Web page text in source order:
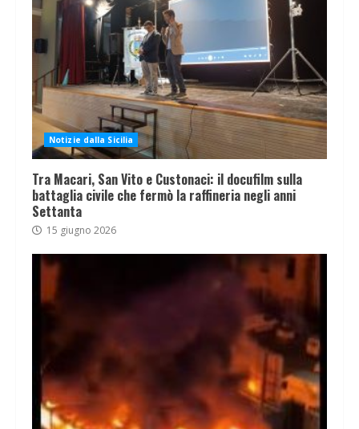
Notizie dalla Sicilia
Tra Macari, San Vito e Custonaci: il docufilm sulla
battaglia civile che fermò la raffineria negli anni
Settanta
15 giugno 2026